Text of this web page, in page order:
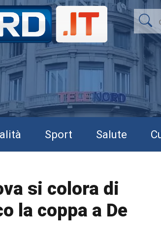
Sport Salute
si colora di
la coppa a De